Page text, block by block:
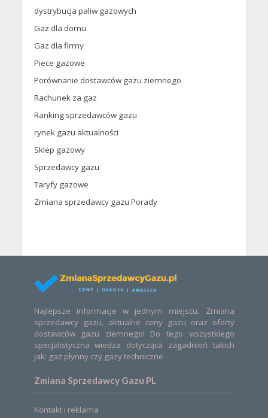
dystrybucja paliw gazowych
Gaz dla domu
Gaz dla firmy
Piece gazowe
Porównanie dostawców gazu ziemnego
Rachunek za gaz
Ranking sprzedawców gazu
rynek gazu aktualności
Sklep gazowy
Sprzedawcy gazu
Taryfy gazowe
Zmiana sprzedawcy gazu Porady
Najlepsze informacje w jednym miejscu. Zmiana
sprzedawcy gazu, aktualne ceny gazu oraz oferty
dostawców gazu ziemnego! Do tego wszystkiego
specjalistyczna wiedza dotycząca zagadnień takich
jak: gaz płynny czy gazy techniczne
Zmiana Sprzedawcy Gazu PL
Kontakt i reklama